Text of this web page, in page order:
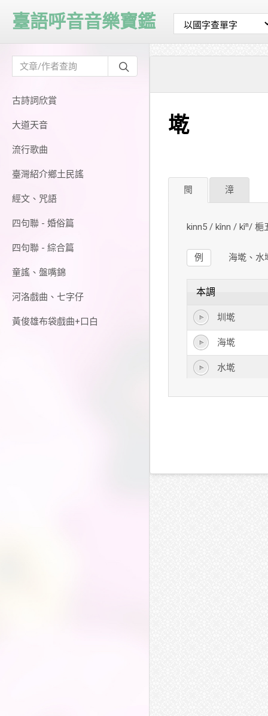
古詩詞欣賞
大道天音
流行歌曲
臺灣紹介鄉土民謠
經文、咒語
四句聯 - 婚俗篇
四句聯 - 綜合篇
童謠、盤嘴錦
河洛戲曲、七字仔
黃俊雄布袋戲曲+口白
臺語呼音音樂寶鑑
墘
閩 漳
kinn5 / kînn / kîⁿ/ 梔
海墘、水
例
本調
圳墘
海墘
水墘